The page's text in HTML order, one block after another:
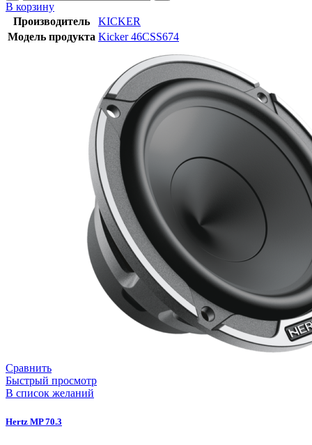
В корзину
Производитель
KICKER
Модель продукта Kicker 46CSS674
Сравнить
Быстрый просмотр
В список желаний
Hertz MP 70.3